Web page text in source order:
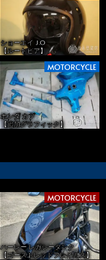
ショーエイ J.O
【ルートビア】
MOTORCYCLE
ホンダ カブ
【追加グラフィック】
MOTORCYCLE
ハーレー レガシータンク
【ゴーストレッドフレイムス】